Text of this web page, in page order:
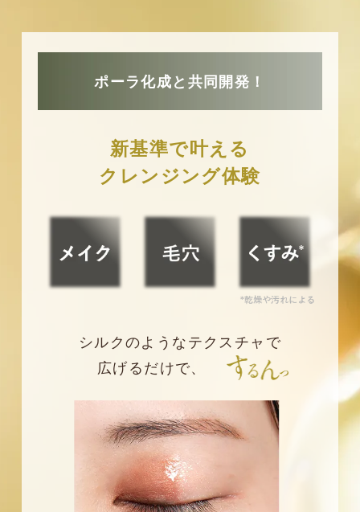
ポーラ化成と共同開発！
新基準で叶える
クレンジング体験
シルクのようなテクスチャで
広げるだけで、